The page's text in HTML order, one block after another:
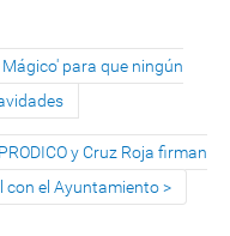
para que ningún
y Cruz Roja firman
con el Ayuntamiento